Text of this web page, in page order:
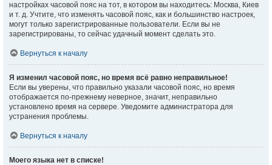
настройках часовой пояс на тот, в котором вы находитесь: Москва, Киев
и т. д. Учтите, что изменять часовой пояс, как и большинство настроек,
могут только зарегистрированные пользователи. Если вы не
зарегистрированы, то сейчас удачный момент сделать это.
Вернуться к началу
Я изменил часовой пояс, но время всё равно неправильное!
Если вы уверены, что правильно указали часовой пояс, но время
отображается по-прежнему неверное, значит, неправильно
установлено время на сервере. Уведомите администратора для
устранения проблемы.
Вернуться к началу
Моего языка нет в списке!